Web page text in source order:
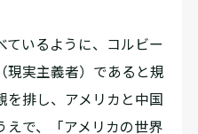
いるように、コルビー
現実主義者）であると規
を排し、アメリカと中国
えで、「アメリカの世界